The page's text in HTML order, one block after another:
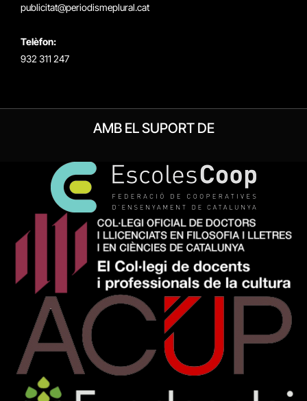
publicitat@periodismeplural.cat
Telèfon:
932 311 247
AMB EL SUPORT DE